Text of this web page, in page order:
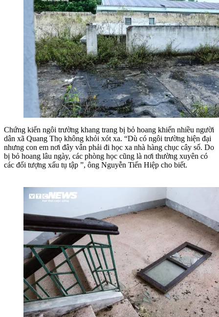
Chứng kiến ngôi trường khang trang bị bỏ hoang khiến nhiều người
dân xã Quang Thọ không khỏi xót xa. “Dù có ngôi trường hiện đại
nhưng con em nơi đây vẫn phải đi học xa nhà hàng chục cây số. Do
bị bỏ hoang lâu ngày, các phòng học cũng là nơi thường xuyên có
các đối tượng xấu tụ tập ”, ông Nguyễn Tiến Hiệp cho biết.